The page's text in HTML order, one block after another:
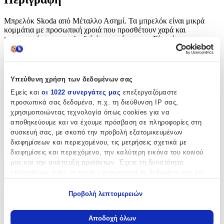
Υπεύθυνη χρήση των δεδομένων σας
Εμείς και οι 1022 συνεργάτες μας επεξεργαζόμαστε
προσωπικά σας δεδομένα, π.χ. τη διεύθυνση IP σας,
χρησιμοποιώντας τεχνολογία όπως cookies για να
αποθηκεύουμε και να έχουμε πρόσβαση σε πληροφορίες στη
συσκευή σας, με σκοπό την προβολή εξατομικευμένων
διαφημίσεων και περιεχομένου, τις μετρήσεις σχετικά με
διαφημίσεις και περιεχόμενο, την καλύτερη εικόνα του κοινού
μας και την ανάπτυξη προϊόντων. Έχετε τη δυνατότητα
Να συλλέξουμε πληροφορίες σχετικά με τη γεωγραφική
Προβολή λεπτομερειών
Αποδοχή όλων
Μπρελόκ Skoda από Μέταλλο Ασημί. Τα μπρελόκ είναι μικρά
κομμάτια με προσωπική χροιά που προσθέτουν χαρά και
προσωπικότητα στα κλειδιά ή την τσάντα σας. Είναι ένας
χαρούμενος τρόπος να ανανεώσετε το στυλ σας!
με Led:
Όχι
Κατασκευαστής:
OEM
Χαρακτηριστικά